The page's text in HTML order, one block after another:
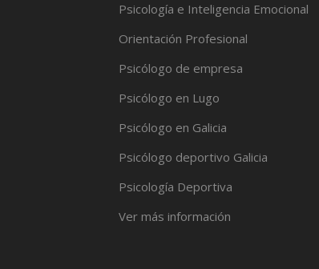
Psicología e Inteligencia Emocional
Orientación Profesional
Psicólogo de empresa
Psicólogo en Lugo
Psicólogo en Galicia
Psicólogo deportivo Galicia
Psicología Deportiva
Ver más información